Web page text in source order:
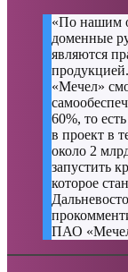
«По нашим
доменные
являются
«Мечел»
60%, то
в проект в
около 2
запустить
которое
ПАО